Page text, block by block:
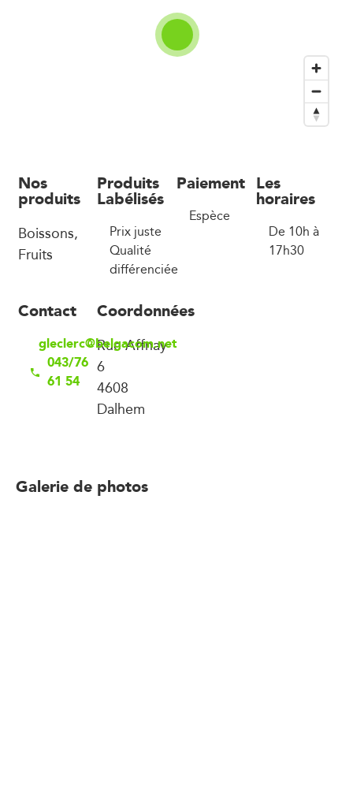
Nos
produits
Boissons,
Fruits
Produits
Labélisés
Prix juste
Qualité
différenciée
Paiement
Espèce
Les
horaires
De 10h à
17h30
Contact
gleclerc@belgacom.net
043/76
61 54
Coordonnées
Rue Affnay
6
4608
Dalhem
Galerie de photos